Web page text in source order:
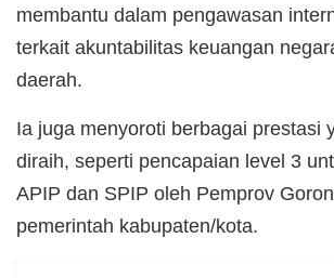
membantu dalam pengawasan
terkait akuntabilitas keuangan
daerah.
Ia juga menyoroti berbagai prestasi
diraih, seperti pencapaian level 3
APIP dan SPIP oleh Pemprov
pemerintah kabupaten/kota.